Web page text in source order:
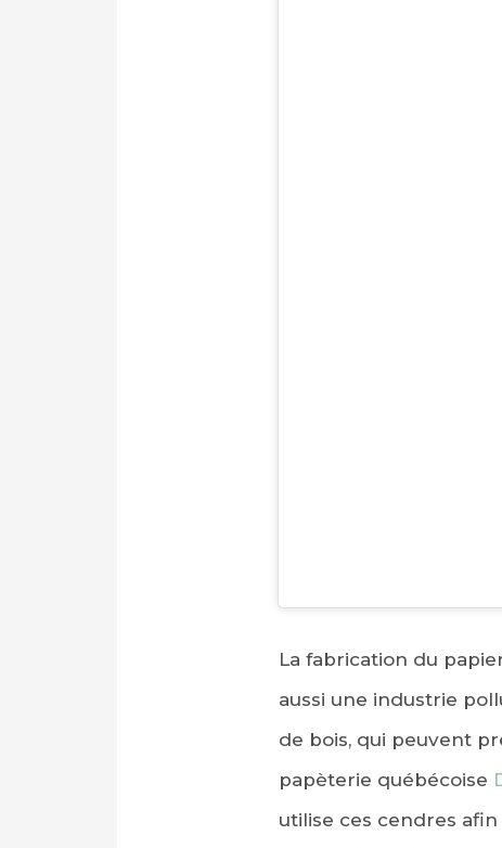
La fabrication du
aussi une industrie
de bois, qui peuvent
papèterie québécoise
utilise ces cendres